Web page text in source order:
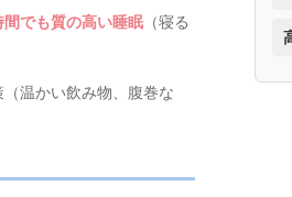
間でも質の高い睡眠 （寝る
（温かい飲み物、腹巻な